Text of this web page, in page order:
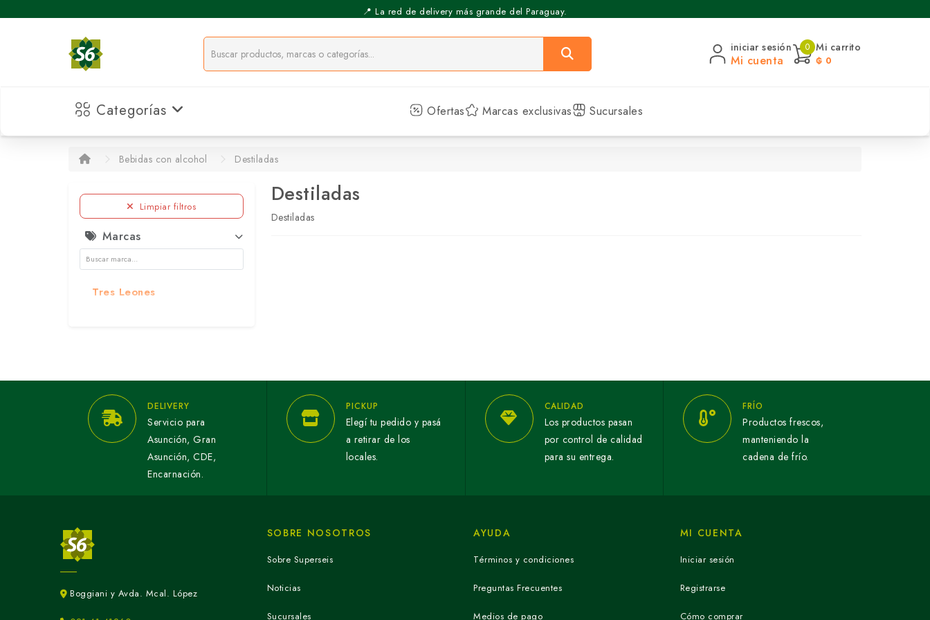
📍 La red de delivery más grande del Paraguay.
iniciar sesión
Mi cuenta
0 Mi carrito
₲ 0
Categorías Ofertas Marcas exclusivas Sucursales
Bebidas con alcohol Destiladas
Limpiar filtros
Marcas
Tres Leones
Destiladas
Destiladas
DELIVERY
Servicio para
Asunción, Gran
Asunción, CDE,
Encarnación.
PICKUP
Elegí tu pedido y pasá
a retirar de los
locales.
CALIDAD
Los productos pasan
por control de calidad
para su entrega.
FRÍO
Productos frescos,
manteniendo la
cadena de frío.
Boggiani y Avda. Mcal. López
SOBRE NOSOTROS
Sobre Superseis
Noticias
Sucursales
AYUDA
Términos y condiciones
Preguntas Frecuentes
Medios de pago
MI CUENTA
Iniciar sesión
Registrarse
Cómo comprar